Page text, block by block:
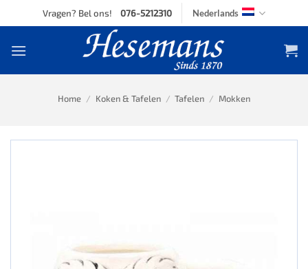
to
Vragen? Bel ons! 076-5212310 Nederlands
Home / Koken & Tafelen / Tafelen / Mokken